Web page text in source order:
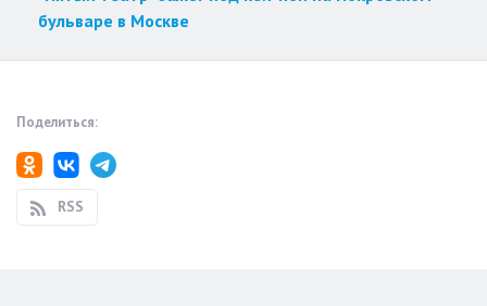
бульваре в Москве
Поделиться:
RSS